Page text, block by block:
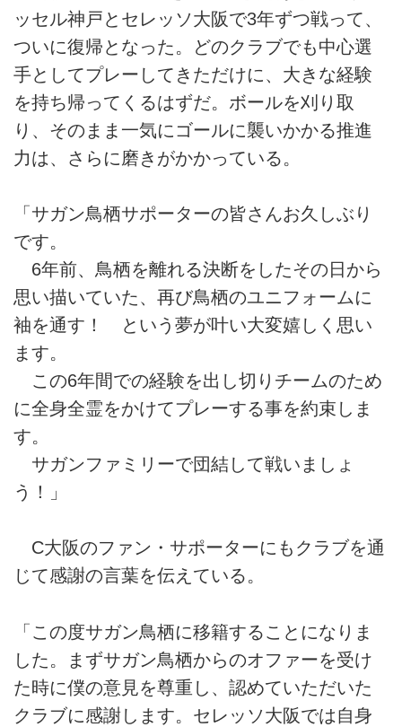
ッセル神戸とセレッソ大阪で3年ずつ戦って、
ついに復帰となった。どのクラブでも中心選
手としてプレーしてきただけに、大きな経験
を持ち帰ってくるはずだ。ボールを刈り取
り、そのまま一気にゴールに襲いかかる推進
力は、さらに磨きがかかっている。
「サガン鳥栖サポーターの皆さんお久しぶり
です。
6年前、鳥栖を離れる決断をしたその日から
思い描いていた、再び鳥栖のユニフォームに
袖を通す！ という夢が叶い大変嬉しく思い
ます。
この6年間での経験を出し切りチームのため
に全身全霊をかけてプレーする事を約束しま
す。
サガンファミリーで団結して戦いましょ
う！」
C大阪のファン・サポーターにもクラブを通
じて感謝の言葉を伝えている。
「この度サガン鳥栖に移籍することになりま
した。まずサガン鳥栖からのオファーを受け
た時に僕の意見を尊重し、認めていただいた
クラブに感謝します。セレッソ大阪では自身